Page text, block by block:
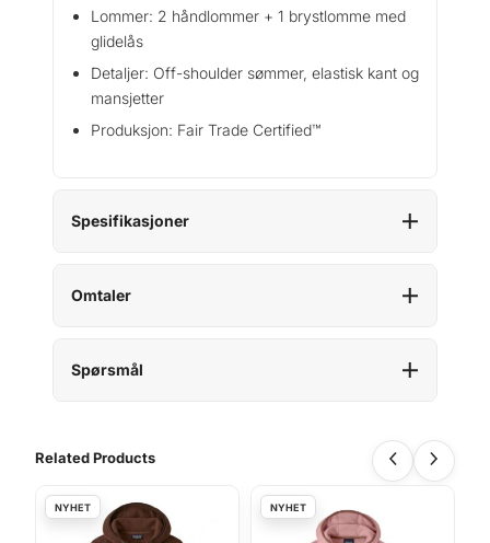
Lommer: 2 håndlommer + 1 brystlomme med
glidelås
Detaljer: Off-shoulder sømmer, elastisk kant og
mansjetter
Produksjon: Fair Trade Certified™
Spesifikasjoner
Omtaler
Spørsmål
Related Products